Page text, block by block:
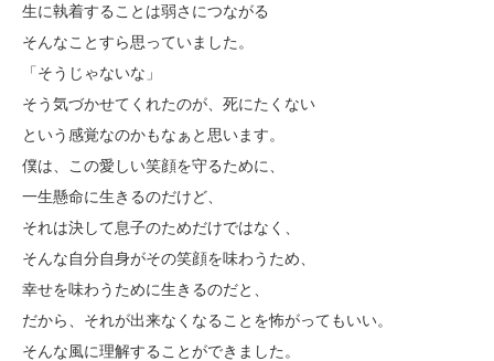
生に執着することは弱さにつながる
そんなことすら思っていました。
「そうじゃないな」
そう気づかせてくれたのが、死にたくない
という感覚なのかもなぁと思います。
僕は、この愛しい笑顔を守るために、
一生懸命に生きるのだけど、
それは決して息子のためだけではなく、
そんな自分自身がその笑顔を味わうため、
幸せを味わうために生きるのだと、
だから、それが出来なくなることを怖がってもいい。
そんな風に理解することができました。